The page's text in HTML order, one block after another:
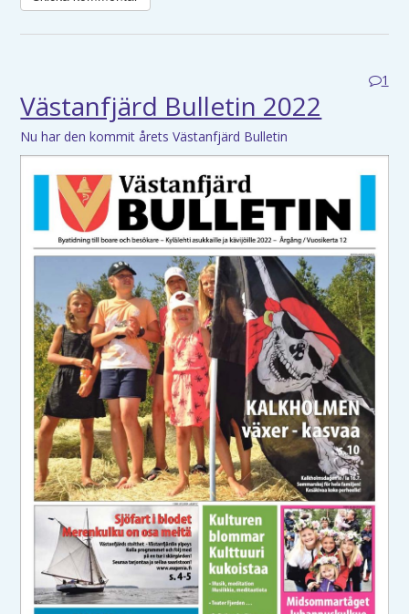
1
Västanfjärd Bulletin 2022
Nu har den kommit årets Västanfjärd Bulletin